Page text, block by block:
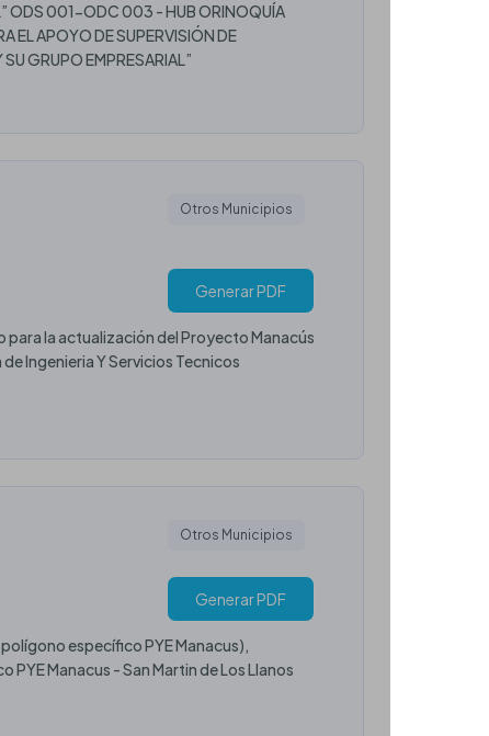
ODS 001-ODC 003 - HUB ORINOQUÍA
EL APOYO DE SUPERVISIÓN DE
GRUPO EMPRESARIAL”
Otros Municipios
Generar PDF
la actualización del Proyecto Manacús
Ingenieria Y Servicios Tecnicos
Otros Municipios
Generar PDF
específico PYE Manacus),
Manacus - San Martin de Los Llanos